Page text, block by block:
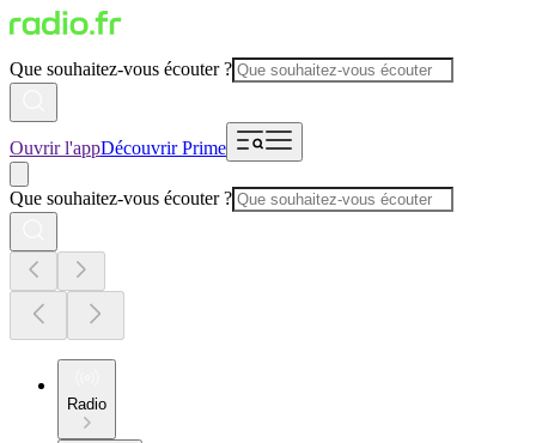
Que souhaitez-vous écouter ?
Ouvrir l'appDécouvrir Prime
Que souhaitez-vous écouter ?
Radio